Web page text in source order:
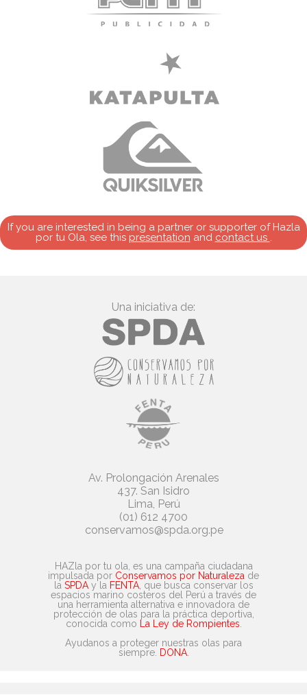
If you are interested in being a partner or supporter of Hazla
por tu Ola, see this presentation and contact us .
Una iniciativa de:
Av. Prolongación Arenales
437. San Isidro
Lima, Perú
(01) 612 4700
conservamos@spda.org.pe
HAZla por tu ola, es una campaña ciudadana
impulsada por Conservamos por Naturaleza de
la SPDAy la FENTA, que busca conservar los
espacios marino costeros del Perú a través de
una herramienta alternativa e innovadora de
protección de olas para la práctica deportiva,
conocida como La Ley de Rompientes.
Ayudanos a proteger nuestras olas para
siempre. DONA.